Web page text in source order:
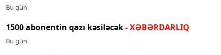
Bu gün
1500 abonentin qazı kəsiləcək- XƏBƏRDARLIQ
Bu gün